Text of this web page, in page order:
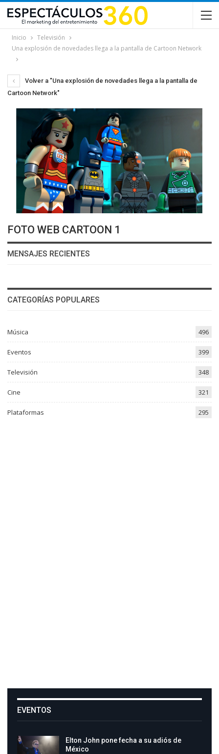
Inicio
Televisión
Una explosión de novedades llega a la pantalla de Cartoon Network
Volver a "Una explosión de novedades llega a la pantalla de
Cartoon Network"
FOTO WEB CARTOON 1
MENSAJES RECIENTES
CATEGORÍAS POPULARES
Música 496
Eventos 399
Televisión 348
Cine 321
Plataformas 295
EVENTOS
Elton John pone fecha a su adiós de
México